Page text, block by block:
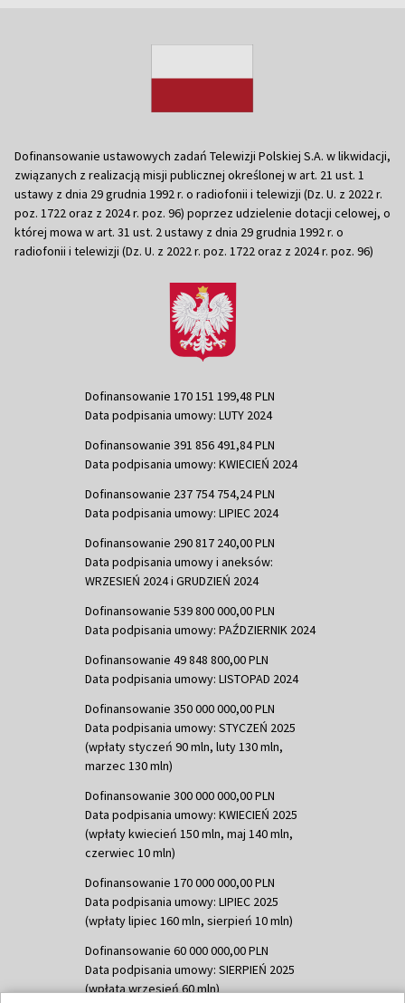
Dofinansowanie ustawowych zadań Telewizji Polskiej S.A. w likwidacji,
związanych z realizacją misji publicznej określonej w art. 21 ust. 1
ustawy z dnia 29 grudnia 1992 r. o radiofonii i telewizji (Dz. U. z 2022 r.
poz. 1722 oraz z 2024 r. poz. 96) poprzez udzielenie dotacji celowej, o
której mowa w art. 31 ust. 2 ustawy z dnia 29 grudnia 1992 r. o
radiofonii i telewizji (Dz. U. z 2022 r. poz. 1722 oraz z 2024 r. poz. 96)
Dofinansowanie 170 151 199,48 PLN
Data podpisania umowy: LUTY 2024
Dofinansowanie 391 856 491,84 PLN
Data podpisania umowy: KWIECIEŃ 2024
Dofinansowanie 237 754 754,24 PLN
Data podpisania umowy: LIPIEC 2024
Dofinansowanie 290 817 240,00 PLN
Data podpisania umowy i aneksów:
WRZESIEŃ 2024 i GRUDZIEŃ 2024
Dofinansowanie 539 800 000,00 PLN
Data podpisania umowy: PAŹDZIERNIK 2024
Dofinansowanie 49 848 800,00 PLN
Data podpisania umowy: LISTOPAD 2024
Dofinansowanie 350 000 000,00 PLN
Data podpisania umowy: STYCZEŃ 2025
(wpłaty styczeń 90 mln, luty 130 mln,
marzec 130 mln)
Dofinansowanie 300 000 000,00 PLN
Data podpisania umowy: KWIECIEŃ 2025
(wpłaty kwiecień 150 mln, maj 140 mln,
czerwiec 10 mln)
Dofinansowanie 170 000 000,00 PLN
Data podpisania umowy: LIPIEC 2025
(wpłaty lipiec 160 mln, sierpień 10 mln)
Dofinansowanie 60 000 000,00 PLN
Data podpisania umowy: SIERPIEŃ 2025
(wpłata wrzesień 60 mln)